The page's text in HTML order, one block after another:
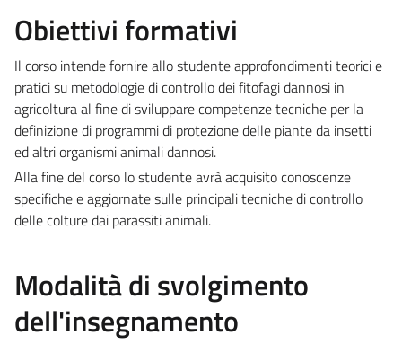
Obiettivi formativi
Il corso intende fornire allo studente approfondimenti teorici e
pratici su metodologie di controllo dei fitofagi dannosi in
agricoltura al fine di sviluppare competenze tecniche per la
definizione di programmi di protezione delle piante da insetti
ed altri organismi animali dannosi.
Alla fine del corso lo studente avrà acquisito conoscenze
specifiche e aggiornate sulle principali tecniche di controllo
delle colture dai parassiti animali.
Modalità di svolgimento
dell'insegnamento